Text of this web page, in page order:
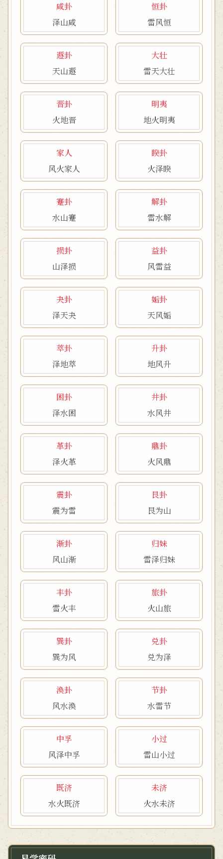
咸卦
泽山咸
恒卦
雷风恒
遯卦
天山遯
大壮
雷天大壮
晋卦
火地晋
明夷
地火明夷
家人
风火家人
睽卦
火泽睽
蹇卦
水山蹇
解卦
雷水解
损卦
山泽损
益卦
风雷益
夬卦
泽天夬
姤卦
天风姤
萃卦
泽地萃
升卦
地风升
困卦
泽水困
井卦
水风井
革卦
泽火革
鼎卦
火风鼎
震卦
震为雷
艮卦
艮为山
渐卦
风山渐
归妹
雷泽归妹
丰卦
雷火丰
旅卦
火山旅
巽卦
巽为风
兑卦
兑为泽
涣卦
风水涣
节卦
水雷节
中孚
风泽中孚
小过
雷山小过
既济
水火既济
未济
火水未济